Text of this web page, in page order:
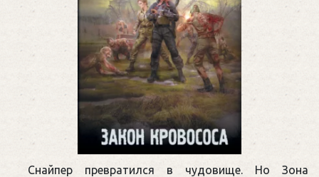
Снайпер превратился в чудовище. Но Зона